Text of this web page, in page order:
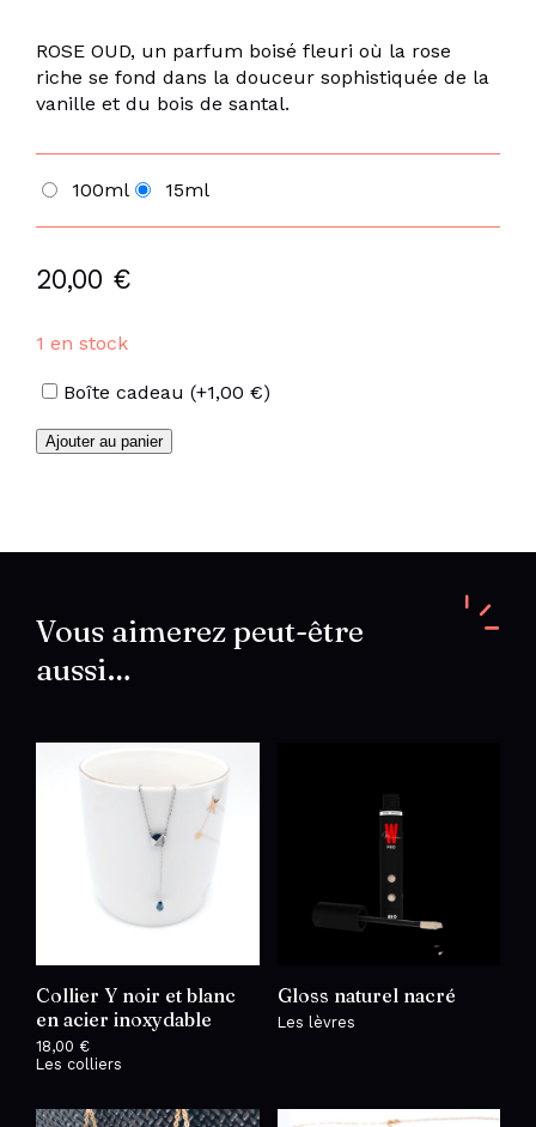
ROSE OUD, un parfum boisé fleuri où la rose
riche se fond dans la douceur sophistiquée de la
vanille et du bois de santal.
100ml 15ml
20,00 €
1 en stock
Options
Boîte cadeau (+1,00 €)
quantité
Ajouter au panier
Vous aimerez peut-être
aussi…
Collier Y noir et blanc
en acier inoxydable
18,00 €
Les colliers
Gloss naturel nacré
Les lèvres